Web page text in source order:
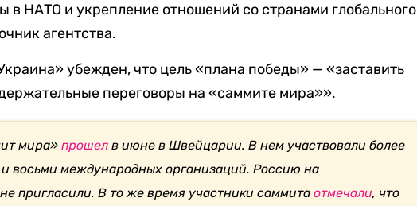
в НАТО и укрепление отношений со странами глобального
агентства.
убежден, что цель «плана победы» — «заставить
переговоры на «саммите мира»».
мира»прошел в июне в Швейцарии. В нем участвовали более
и восьми международных организаций. Россию на
пригласили. В то же время участники саммитаотмечали, что